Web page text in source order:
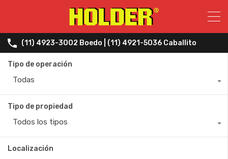
(11) 4923-3002 Boedo | (11) 4921-5036 Caballito
Tipo de operación
Todas
Tipo de propiedad
Todos los tipos
Localización